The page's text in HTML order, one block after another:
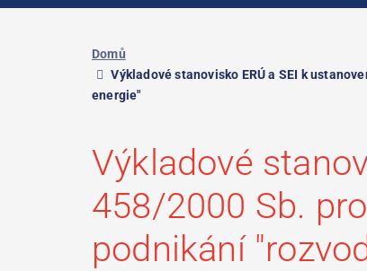
Domů
Výkladové stanovisko ERÚ a SEI k
energie"
Výkladové
458/2000 Sb.
podnikání